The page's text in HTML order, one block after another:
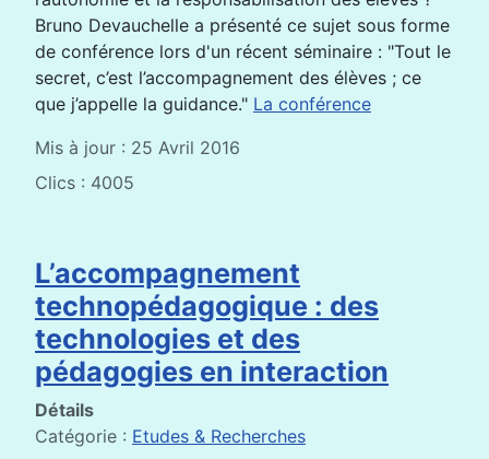
Bruno Devauchelle a présenté ce sujet sous forme
de conférence lors d'un récent séminaire : "Tout le
secret, c’est l’accompagnement des élèves ; ce
que j’appelle la guidance." La conférence
Mis à jour : 25 Avril 2016
Clics : 4005
L’accompagnement
technopédagogique : des
technologies et des
pédagogies en interaction
Détails
Catégorie : Etudes & Recherches